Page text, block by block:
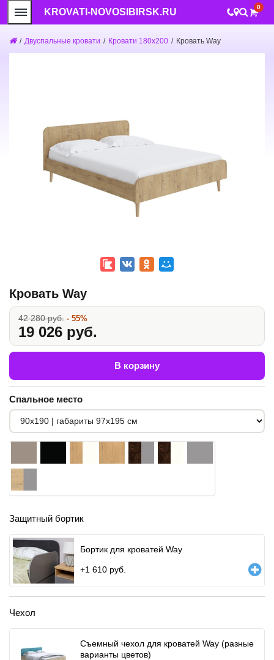
KROVATI-NOVOSIBIRSK.RU 0
/ Двуспальные кровати / Кровати 180x200 / Кровать Way
Кровать Way
42 280 руб. - 55%
19 026 руб.
В корзину
Спальное место
Защитный бортик
Бортик для кроватей Way
+1 610 руб.
Чехол
Съемный чехол для кроватей Way (разные
варианты цветов)